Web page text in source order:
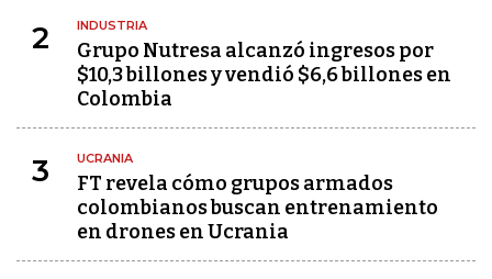
2 INDUSTRIA
Grupo Nutresa alcanzó ingresos por
$10,3 billones y vendió $6,6 billones en
Colombia
3 UCRANIA
FT revela cómo grupos armados
colombianos buscan entrenamiento
en drones en Ucrania